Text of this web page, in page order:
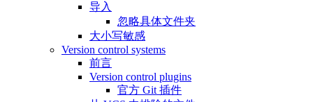
导入
忽略具体文件夹
大小写敏感
Version control systems
前言
Version control plugins
官方 Git 插件